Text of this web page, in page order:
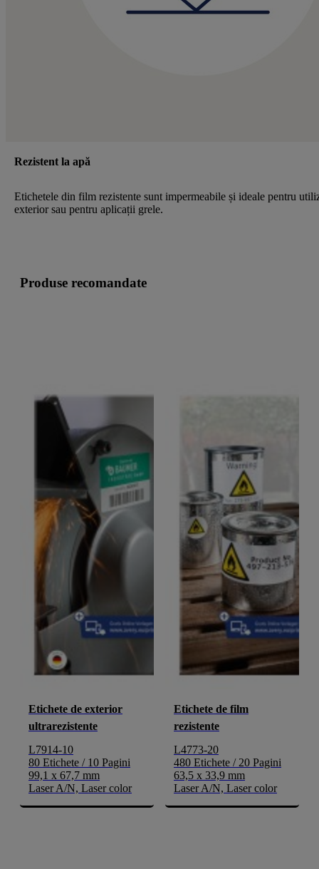
Rezistent la apă
Etichetele din film rezistente sunt impermeabile și ideale pentru
exterior sau pentru aplicații grele.
Produse recomandate
Etichete de exterior
ultrarezistente
L7914-10
80 Etichete / 10 Pagini
99,1 x 67,7 mm
Laser A/N, Laser color
Etichete de film
rezistente
L4773-20
480 Etichete / 20 Pagini
63,5 x 33,9 mm
Laser A/N, Laser color